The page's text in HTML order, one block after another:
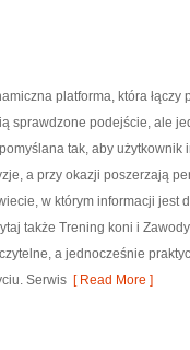
platforma, która
sprawdzone podejście, ale
pomyślana tak, aby
a przy okazji poszerzają
w którym informacji jest
także Trening koni i
a jednocześnie
Serwis [ Read More ]